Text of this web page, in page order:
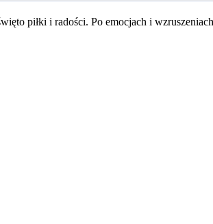
piłki i radości. Po emocjach i